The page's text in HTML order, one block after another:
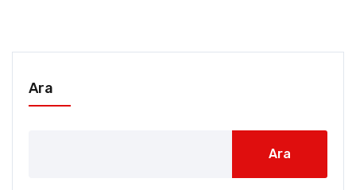
Ara
Ara